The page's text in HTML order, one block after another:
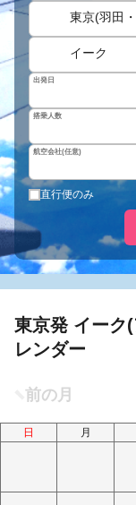
東京(羽田
イーク
出発日
搭乗人数
航空会社(任意)
直行便のみ
東京発 イーク
レンダー
日 月